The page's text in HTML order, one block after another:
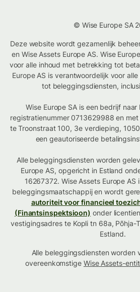
© Wise Europe SA
Deze website wordt gezamenlijk
en Wise Assets Europe AS. Wise
voor alle inhoud met betrekking tot
Europe AS is verantwoordelijk voor
tot beleggingsdiensten,
Wise Europe SA is een bedrijf
registratienummer 0713629988 en
te Troonstraat 100, 3e verdieping,
een geautoriseerde
Alle beleggingsdiensten worden
Europe AS, opgericht in Estland
16267372. Wise Assets Europe AS
beleggingsmaatschappij en wordt
autoriteit voor financieel
(Finantsinspektsioon) onder
vestigingsadres te Kopli tn 68a, Põhja-
Estland.
Alle beleggingsdiensten worden
overeenkomstige Wise Assets-